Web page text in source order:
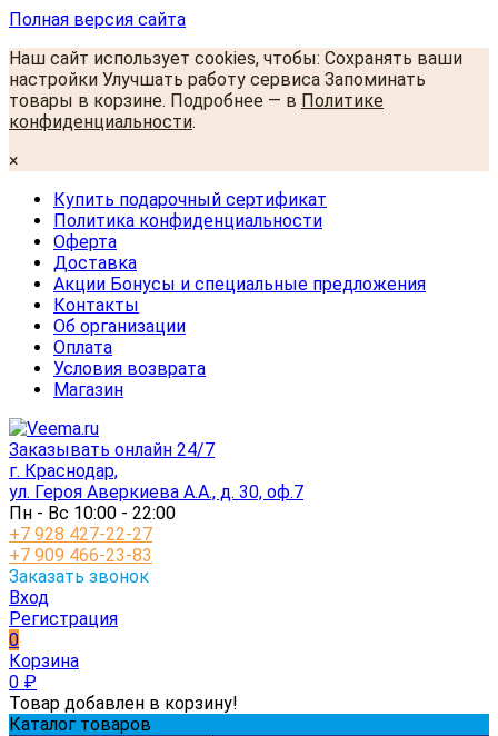
Полная версия сайта
Наш сайт использует cookies, чтобы: Сохранять ваши
настройки Улучшать работу сервиса Запоминать
товары в корзине. Подробнее — в Политике
конфиденциальности.
×
Купить подарочный сертификат
Политика конфиденциальности
Оферта
Доставка
Акции Бонусы и специальные предложения
Контакты
Об организации
Оплата
Условия возврата
Магазин
Заказывать онлайн 24/7
г. Краснодар,
ул. Героя Аверкиева А.А., д. 30, оф.7
Пн - Вс 10:00 - 22:00
+7 928 427-22-27
+7 909 466-23-83
Заказать звонок
Вход
Регистрация
0
Корзина
0 ₽
Товар добавлен в корзину!
Каталог товаров